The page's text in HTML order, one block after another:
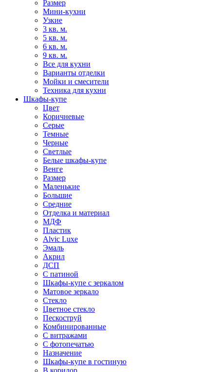
Размер
Мини-кухни
Узкие
3 кв. м.
5 кв. м.
6 кв. м.
9 кв. м.
Все для кухни
Варианты отделки
Мойки и смесители
Техника для кухни
Шкафы-купе
Цвет
Коричневые
Серые
Темные
Черные
Светлые
Белые шкафы-купе
Венге
Размер
Маленькие
Большие
Средние
Отделка и материал
МДФ
Пластик
Alvic Luxe
Эмаль
Акрил
ДСП
С патиной
Шкафы-купе с зеркалом
Матовое зеркало
Стекло
Цветное стекло
Пескоструй
Комбинированные
С витражами
С фотопечатью
Назначение
Шкафы-купе в гостиную
В коридор